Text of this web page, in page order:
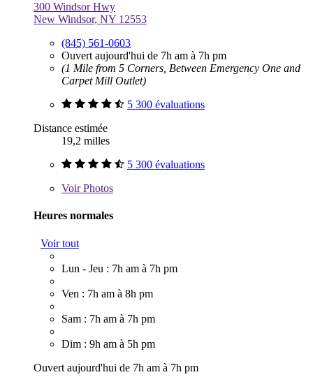
300 Windsor Hwy
New Windsor, NY 12553
(845) 561-0603
Ouvert aujourd'hui de 7h am à 7h pm
(1 Mile from 5 Corners, Between Emergency One and
Carpet Mill Outlet)
5 300 évaluations
Distance estimée
19,2 milles
5 300 évaluations
VoirPhotos
Heures normales
Voir tout
Lun - Jeu : 7h am à 7h pm
Ven : 7h am à 8h pm
Sam : 7h am à 7h pm
Dim : 9h am à 5h pm
Ouvert aujourd'hui de 7h am à 7h pm